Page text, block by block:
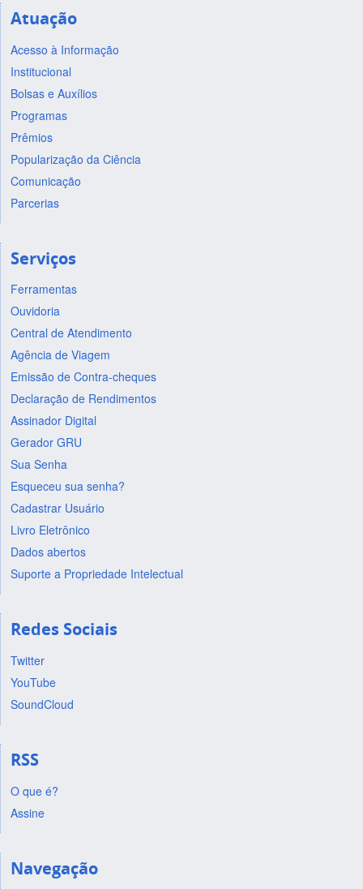
Atuação
Acesso à Informação
Institucional
Bolsas e Auxílios
Programas
Prêmios
Popularização da Ciência
Comunicação
Parcerias
Serviços
Ferramentas
Ouvidoria
Central de Atendimento
Agência de Viagem
Emissão de Contra-cheques
Declaração de Rendimentos
Assinador Digital
Gerador GRU
Sua Senha
Esqueceu sua senha?
Cadastrar Usuário
Livro Eletrônico
Dados abertos
Suporte a Propriedade Intelectual
Redes Sociais
Twitter
YouTube
SoundCloud
RSS
O que é?
Assine
Navegação